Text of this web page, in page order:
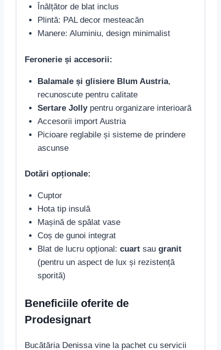
Înălțător de blat inclus
Plintă: PAL decor mesteacăn
Manere: Aluminiu, design minimalist
Feronerie și accesorii:
Balamale și glisiere Blum Austria,
recunoscute pentru calitate
Sertare Jollypentru organizare interioară
Accesorii import Austria
Picioare reglabile și sisteme de prindere
ascunse
Dotări opționale:
Cuptor
Hota tip insulă
Mașină de spălat vase
Coș de gunoi integrat
Blat de lucru opțional: cuartsau granit
(pentru un aspect de lux și rezistență
sporită)
Beneficiile oferite de
Prodesignart
Bucătăria Denissa vine la pachet cu servicii